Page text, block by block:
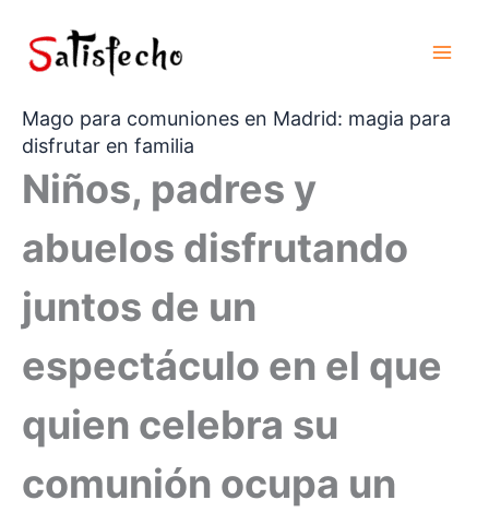
contenido
Mago para comuniones en Madrid: magia para
disfrutar en familia
Niños, padres y
abuelos disfrutando
juntos de un
espectáculo en el que
quien celebra su
comunión ocupa un